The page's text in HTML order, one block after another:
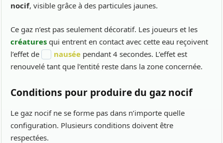
nocif, visible grâce à des particules jaunes.
Ce gaz n’est pas seulement décoratif. Les joueurs et les
créatures qui entrent en contact avec cette eau reçoivent
l’effet de
nausée pendant 4 secondes. L’effet est
renouvelé tant que l’entité reste dans la zone concernée.
Conditions pour produire du gaz nocif
Le gaz nocif ne se forme pas dans n’importe quelle
configuration. Plusieurs conditions doivent être
respectées.